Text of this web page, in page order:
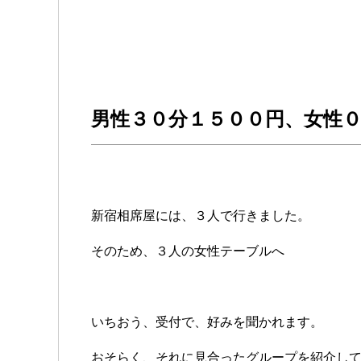
男性３０分１５００円、女性
新宿相席屋には、３人で行きました。
そのため、３人の女性テーブルへ
いちおう、受付で、好みを聞かれます。
おそらく、それに見合ったグループを紹介して